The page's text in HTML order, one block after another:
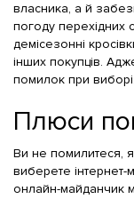
власника, а й
погоду перехідних
демісезонні
інших покупців.
помилок при виборі.
Плюси
Ви не помилитеся,
виберете
онлайн-майданчик